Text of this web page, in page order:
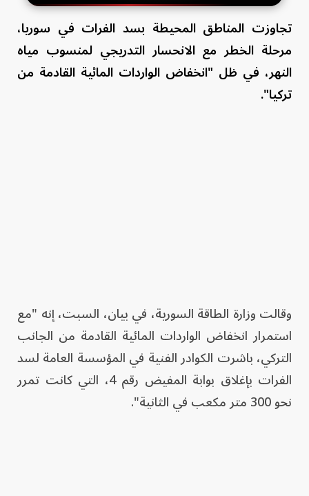
تجاوزت المناطق المحيطة بسد الفرات في سوريا،
مرحلة الخطر مع الانحسار التدريجي لمنسوب مياه
النهر، في ظل "انخفاض الواردات المائية القادمة من
تركيا".
وقالت وزارة الطاقة السورية، في بيان، السبت، إنه "مع
استمرار انخفاض الواردات المائية القادمة من الجانب
التركي، باشرت الكوادر الفنية في المؤسسة العامة لسد
الفرات بإغلاق بوابة المفيض رقم 4، التي كانت تمرر
نحو 300 متر مكعب في الثانية".